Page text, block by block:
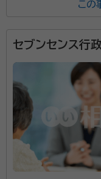
この
セブンセンス行